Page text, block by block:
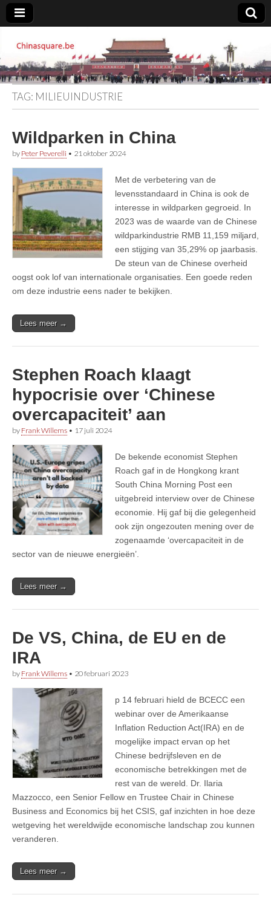
Chinasquare.be
TAG: MILIEUINDUSTRIE
Wildparken in China
by Peter Peverelli • 21 oktober 2024
Met de verbetering van de
levensstandaard in China is ook de
interesse in wildparken gegroeid. In
2023 was de waarde van de Chinese
wildparkindustrie RMB 11,159 miljard,
een stijging van 35,29% op jaarbasis.
De steun van de Chinese overheid
oogst ook lof van internationale organisaties. Een goede reden
om deze industrie eens nader te bekijken.
Lees meer →
Stephen Roach klaagt
hypocrisie over ‘Chinese
overcapaciteit’ aan
by Frank Willems • 17 juli 2024
De bekende economist Stephen
Roach gaf in de Hongkong krant
South China Morning Post een
uitgebreid interview over de Chinese
economie. Hij gaf bij die gelegenheid
ook zijn ongezouten mening over de
zogenaamde ‘overcapaciteit in de
sector van de nieuwe energieën’.
Lees meer →
De VS, China, de EU en de
IRA
by Frank Willems • 20 februari 2023
p 14 februari hield de BCECC een
webinar over de Amerikaanse
Inflation Reduction Act(IRA) en de
mogelijke impact ervan op het
Chinese bedrijfsleven en de
economische betrekkingen met de
rest van de wereld. Dr. Ilaria
Mazzocco, een Senior Fellow en Trustee Chair in Chinese
Business and Economics bij het CSIS, gaf inzichten in hoe deze
wetgeving het wereldwijde economische landschap zou kunnen
veranderen.
Lees meer →